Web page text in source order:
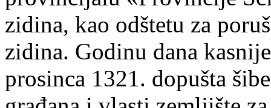
zidina, kao odštetu za
zidina. Godinu dana
prosinca 1321. dopušta